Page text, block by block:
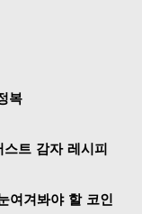
복
트 감자 레시피
여겨봐야 할 코인